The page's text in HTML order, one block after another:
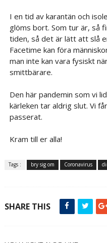
I en tid av karantän och
glöms bort. Som tur är, så
tiden, så det är lätt att slå
Facetime kan föra
man inte kan vara fysiskt
smittbärare.
Den här pandemin som vi
kärleken tar aldrig slut. Vi
passerat.
Kram till er alla!
Tags : bry sig om Coronavirus
SHARE THIS